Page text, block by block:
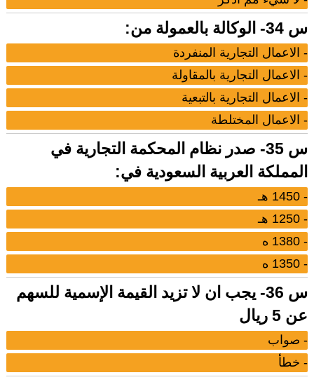
س 34- الوكالة بالعمولة من:
- الاعمال التجارية المنفردة
- الاعمال التجارية بالمقاولة
- الاعمال التجارية بالتبعية
- الاعمال المختلطة
س 35- صدر نظام المحكمة التجارية في
المملكة العربية السعودية في:
- 1450 هـ
- 1250 هـ
- 1380 ه
- 1350 ه
س 36- يجب ان لا تزيد القيمة الإسمية للسهم
عن 5 ريال
- صواب
- خطأ